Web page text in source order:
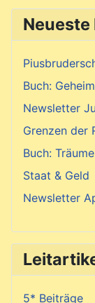
Buch:
Newsletter
Grenzen der
Buch: Träume
Staat & Geld
Newsletter
5* Beiträge